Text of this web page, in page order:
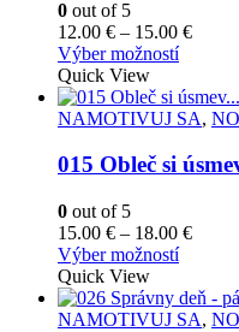
0 out of 5
12.00 € – 15.00 €Price
15.00
Výber možnostíTento
má
viacero
vybrať
na
stránke
Quick View
NAMOTIVUJ SA,
015 Obleč si
0 out of 5
15.00 € – 18.00 €Price
18.00
Výber možnostíTento
má
viacero
Quick View
NAMOTIVUJ SA,